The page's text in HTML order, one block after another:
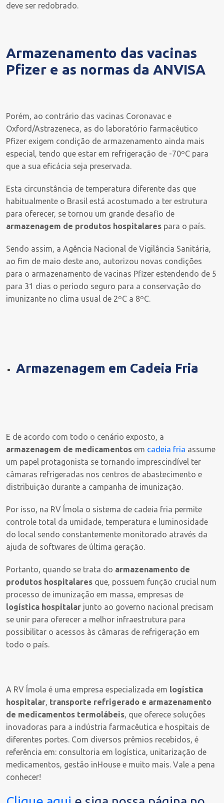
deve ser redobrado.
Armazenamento das vacinas
Pfizer e as normas da ANVISA
Porém, ao contrário das vacinas Coronavac e
Oxford/Astrazeneca, as do laboratório farmacêutico
Pfizer exigem condição de armazenamento ainda mais
especial, tendo que estar em refrigeração de -70ºC para
que a sua eficácia seja preservada.
Esta circunstância de temperatura diferente das que
habitualmente o Brasil está acostumado a ter estrutura
para oferecer, se tornou um grande desafio de
armazenagem de produtos hospitalares para o país.
Sendo assim, a Agência Nacional de Vigilância Sanitária,
ao fim de maio deste ano, autorizou novas condições
para o armazenamento de vacinas Pfizer estendendo de 5
para 31 dias o período seguro para a conservação do
imunizante no clima usual de 2ºC a 8ºC.
Armazenagem em Cadeia Fria
E de acordo com todo o cenário exposto, a
armazenagem de medicamentos em cadeia fria assume
um papel protagonista se tornando imprescindível ter
câmaras refrigeradas nos centros de abastecimento e
distribuição durante a campanha de imunização.
Por isso, na RV Ímola o sistema de cadeia fria permite
controle total da umidade, temperatura e luminosidade
do local sendo constantemente monitorado através da
ajuda de softwares de última geração.
Portanto, quando se trata do armazenamento de
produtos hospitalares que, possuem função crucial num
processo de imunização em massa, empresas de
logística hospitalar junto ao governo nacional precisam
se unir para oferecer a melhor infraestrutura para
possibilitar o acessos às câmaras de refrigeração em
todo o país.
A RV Ímola é uma empresa especializada em logística
hospitalar, transporte refrigerado e armazenamento
de medicamentos termolábeis, que oferece soluções
inovadoras para a indústria farmacêutica e hospitais de
diferentes portes. Com diversos prêmios recebidos, é
referência em: consultoria em logística, unitarização de
medicamentos, gestão inHouse e muito mais. Vale a pena
conhecer!